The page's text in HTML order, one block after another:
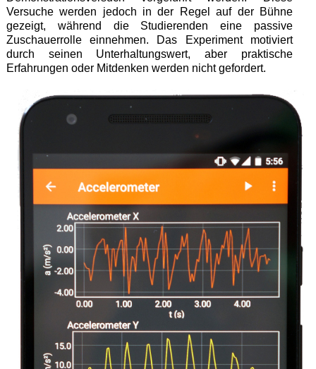
Versuche werden jedoch in der Regel auf der Bühne
gezeigt, während die Studierenden eine passive
Zuschauerrolle einnehmen. Das Experiment motiviert
durch seinen Unterhaltungswert, aber praktische
Erfahrungen oder Mitdenken werden nicht gefordert.